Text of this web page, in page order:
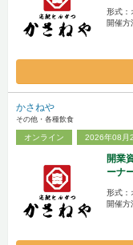
形式：
開催方
かさねや
その他・各種飲食
オンライン 2026年08月
開業
ーナ
形式：
開催方